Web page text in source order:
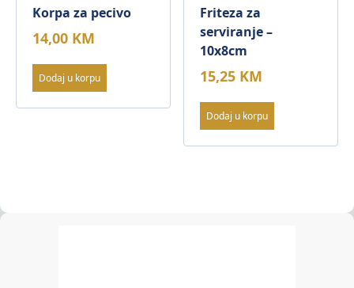
Korpa za pecivo
14,00 KM
Dodaj u korpu
Friteza za
serviranje –
10x8cm
15,25 KM
Dodaj u korpu